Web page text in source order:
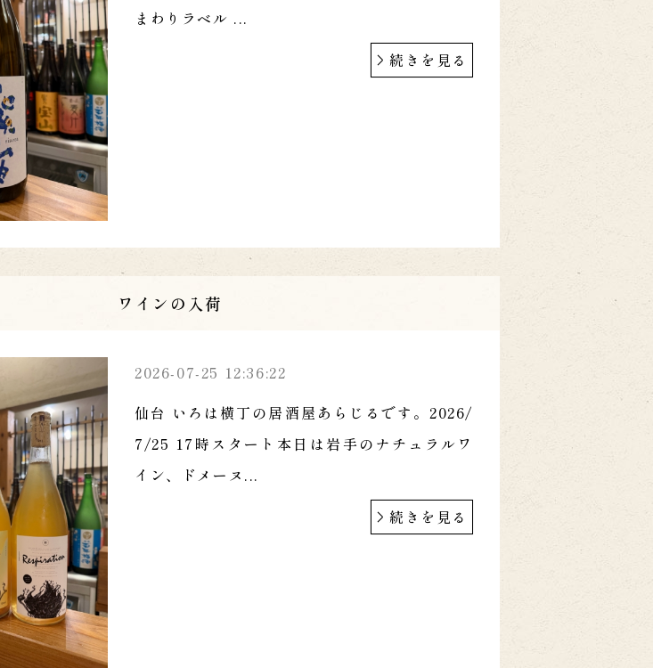
まわりラベル ...
続きを見る
ワインの入荷
2026-07-25 12:36:22
仙台 いろは横丁の居酒屋あらじるです。2026/
7/25 17時スタート本日は岩手のナチュラルワ
イン、ドメーヌ...
続きを見る